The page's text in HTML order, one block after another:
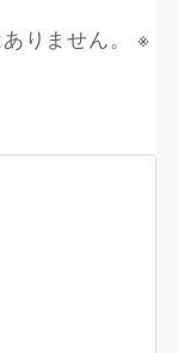
りません。
※